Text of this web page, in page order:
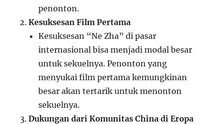
penonton.
Kesuksesan Film Pertama
Kesuksesan “Ne Zha” di pasar
internasional bisa menjadi modal besar
untuk sekuelnya. Penonton yang
menyukai film pertama kemungkinan
besar akan tertarik untuk menonton
sekuelnya.
Dukungan dari Komunitas China di Eropa